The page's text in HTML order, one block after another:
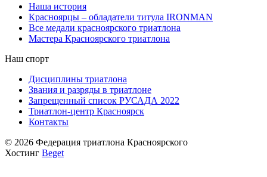
Наша история
Красноярцы – обладатели титула IRONMAN
Все медали красноярского триатлона
Мастера Красноярского триатлона
Наш спорт
Дисциплины триатлона
Звания и разряды в триатлоне
Запрещенный список РУСАДА 2022
Триатлон-центр Красноярск
Контакты
© 2026 Федерация триатлона Красноярского
Хостинг Beget